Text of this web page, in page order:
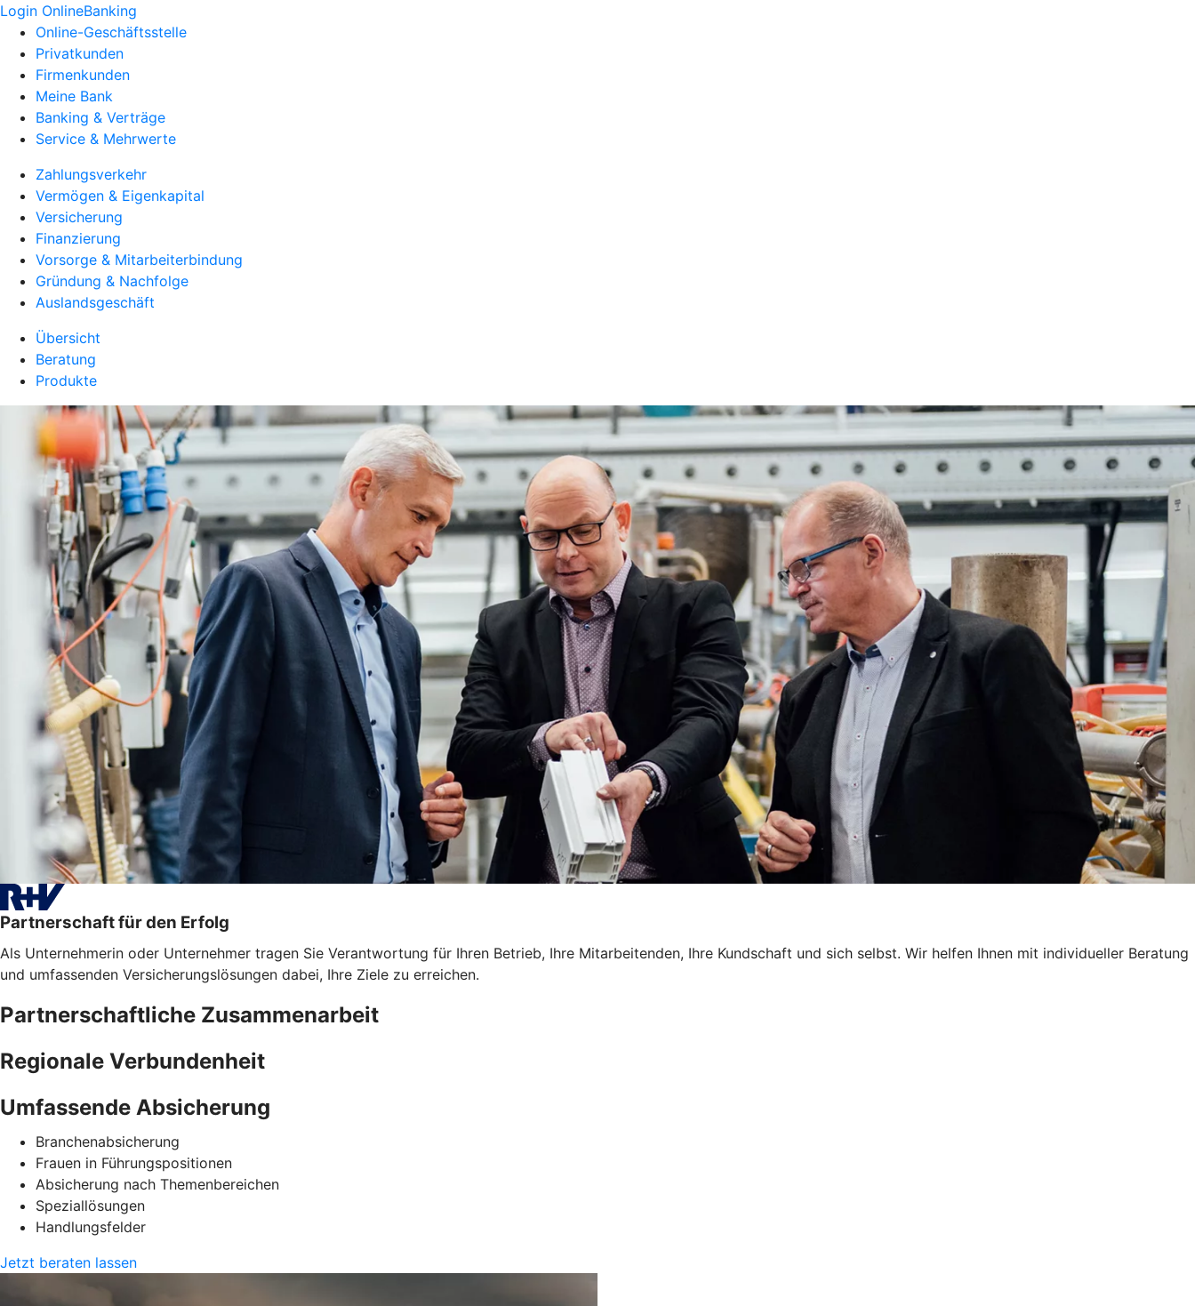
Login OnlineBanking
Online-Geschäftsstelle
Privatkunden
Firmenkunden
Meine Bank
Banking & Verträge
Service & Mehrwerte
Zahlungsverkehr
Vermögen & Eigenkapital
Versicherung
Finanzierung
Vorsorge & Mitarbeiterbindung
Gründung & Nachfolge
Auslandsgeschäft
Übersicht
Beratung
Produkte
Partnerschaft für den Erfolg
Als Unternehmerin oder Unternehmer tragen Sie Verantwortung für Ihren Betrieb, Ihre Mitarbeitenden, Ihre Kundschaft und sich selbst. Wir helfen Ihnen mit individueller Beratung
und umfassenden Versicherungslösungen dabei, Ihre Ziele zu erreichen.
Partnerschaftliche Zusammenarbeit
Regionale Verbundenheit
Umfassende Absicherung
Branchenabsicherung
Frauen in Führungspositionen
Absicherung nach Themenbereichen
Speziallösungen
Handlungsfelder
Jetzt beraten lassen